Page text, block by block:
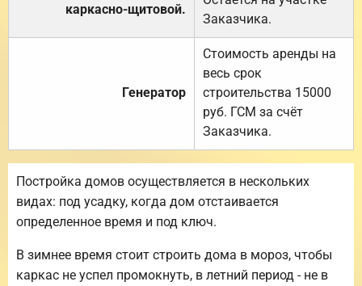
каркасно-щитовой.
Заказчика.
Генератор
Стоимость аренды на
весь срок
строительства 15000
руб. ГСМ за счёт
Заказчика.
Постройка домов осуществляется в нескольких
видах: под усадку, когда дом отстаивается
определенное время и под ключ.
В зимнее время стоит строить дома в мороз, чтобы
каркас не успел промокнуть, в летний период - не в